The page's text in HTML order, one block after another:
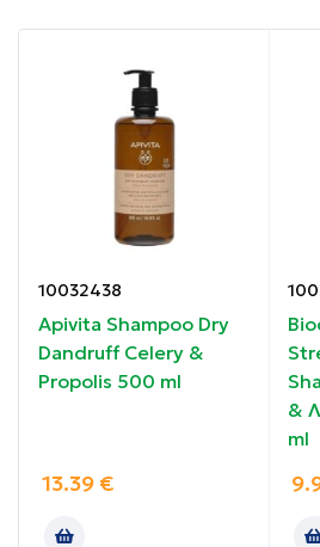
Μαλακό και αρωματισμένο
Οδηγίες χρήσης:
απαλό αφρό. Ξεπλύνετε καλά
Συστατικά:
Γλυκερίνη
Ελληνικό Οργανικό Εκχύλισμα
10032438
Apivita Shampoo Dry
Dandruff Celery &
Propolis 500 ml
13.39 €
&
ml